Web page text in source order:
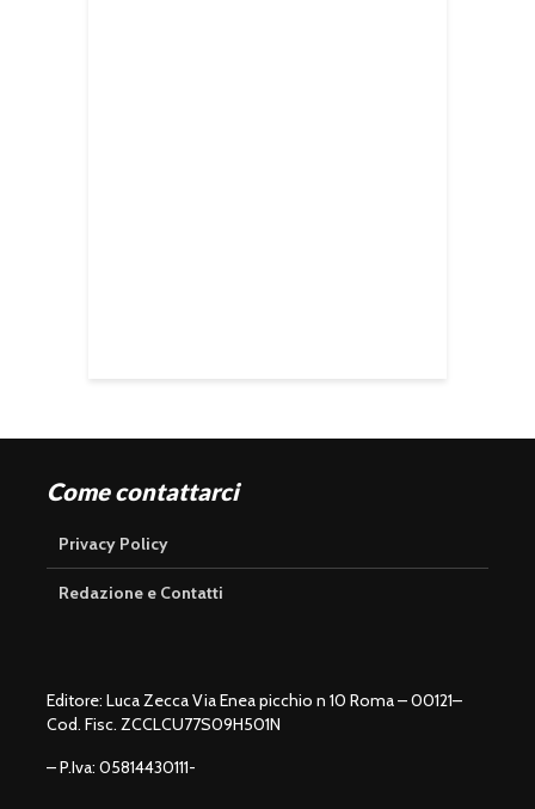
Come contattarci
Privacy Policy
Redazione e Contatti
Editore: Luca Zecca Via Enea picchio n 10 Roma – 00121–
Cod. Fisc. ZCCLCU77S09H501N
– P.Iva: 05814430111-